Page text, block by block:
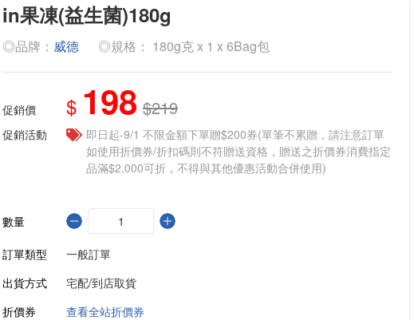
in果凍(益生菌)180g
◎品牌： 威德 ◎規格： 180g克 x 1 x 6Bag包
促銷價 $ 198 $219
促銷活動
即日起-9/1 不限金額下單贈$200券(單筆不累贈，請注意訂單
如使用折價券/折扣碼則不符贈送資格，贈送之折價券消費指定
品滿$2,000可折，不得與其他優惠活動合併使用)
數量
訂單類型
一般訂單
出貨方式
宅配/到店取貨
折價券
查看全站折價券